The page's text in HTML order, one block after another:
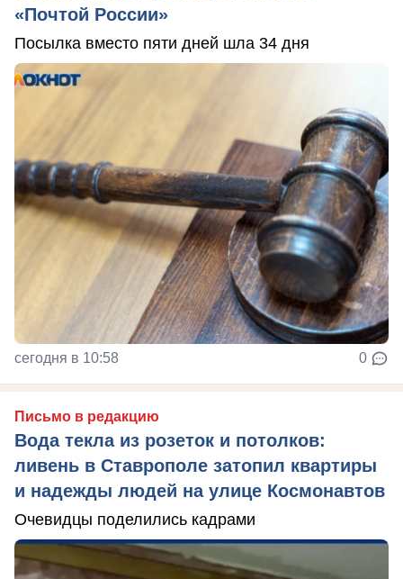
«Почтой России»
Посылка вместо пяти дней шла 34 дня
сегодня в 10:58 0
Письмо в редакцию
Вода текла из розеток и потолков:
ливень в Ставрополе затопил квартиры
и надежды людей на улице Космонавтов
Очевидцы поделились кадрами